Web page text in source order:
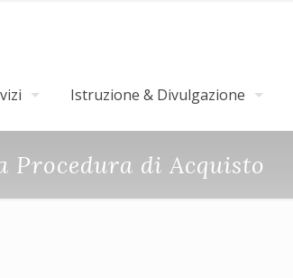
Istruzione & Divulgazione
Procedura di Acquisto